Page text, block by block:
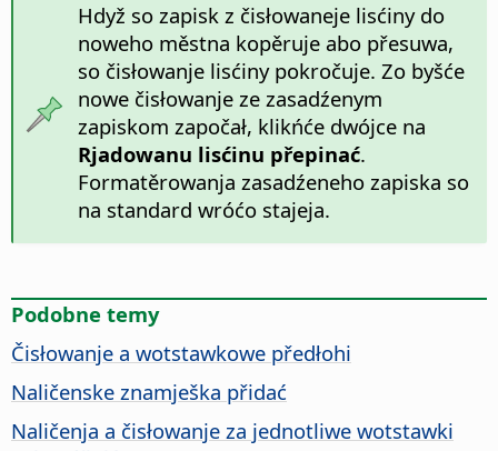
Hdyž so zapisk z čisłowaneje lisćiny do
noweho městna kopěruje abo přesuwa,
so čisłowanje lisćiny pokročuje. Zo byšće
nowe čisłowanje ze zasadźenym
zapiskom započał, klikńće dwójce na
Rjadowanu lisćinu přepinać.
Formatěrowanja zasadźeneho zapiska so
na standard wróćo stajeja.
Podobne temy
Čisłowanje a wotstawkowe předłohi
Naličenske znamješka přidać
Naličenja a čisłowanje za jednotliwe wotstawki